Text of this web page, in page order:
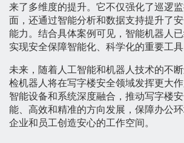
来了多维度的提升。它不仅强化了巡逻
面，还通过智能分析和数据支持提升了
能力。结合具体案例可见，智能机器人
实现安全保障智能化、科学化的重要工具
未来，随着人工智能和机器人技术的不
检机器人将在写字楼安全领域发挥更大
智能设备和系统深度融合，推动写字楼
能、高效和精准的方向发展，保障办公
企业和员工创造安心的工作空间。